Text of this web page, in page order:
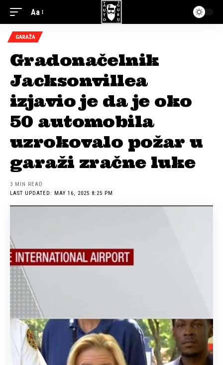
Aa
GARAŽA
Gradonačelnik
Jacksonvillea
izjavio je da je oko
50 automobila
uzrokovalo požar u
garaži zračne luke
LAST UPDATED: MAY 16, 2025 8:25 PM
3 MIN READ